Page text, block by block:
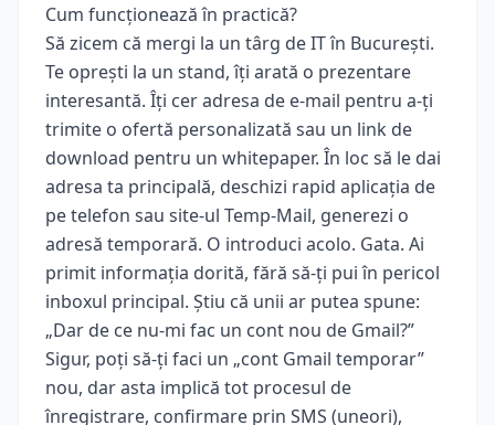
Cum funcționează în practică?
Să zicem că mergi la un târg de IT în București.
Te oprești la un stand, îți arată o prezentare
interesantă. Îți cer adresa de e-mail pentru a-ți
trimite o ofertă personalizată sau un link de
download pentru un whitepaper. În loc să le dai
adresa ta principală, deschizi rapid aplicația de
pe telefon sau site-ul Temp-Mail, generezi o
adresă temporară. O introduci acolo. Gata. Ai
primit informația dorită, fără să-ți pui în pericol
inboxul principal. Știu că unii ar putea spune:
„Dar de ce nu-mi fac un cont nou de Gmail?”
Sigur, poți să-ți faci un „cont Gmail temporar”
nou, dar asta implică tot procesul de
înregistrare, confirmare prin SMS (uneori),